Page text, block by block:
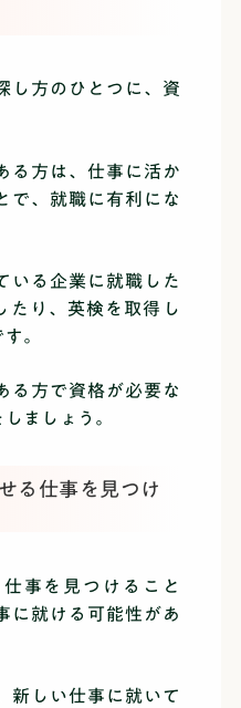
し方のひとつに、資
る方は、仕事に活か
で、就職に有利にな
いる企業に就職した
たり、英検を取得し
。
る方で資格が必要な
ましょう。
る仕事を見つけ
事を見つけること
に就ける可能性があ
新しい仕事に就いて